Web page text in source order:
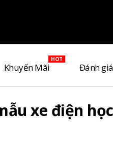
Khuyến Mãi Đánh
xe điện